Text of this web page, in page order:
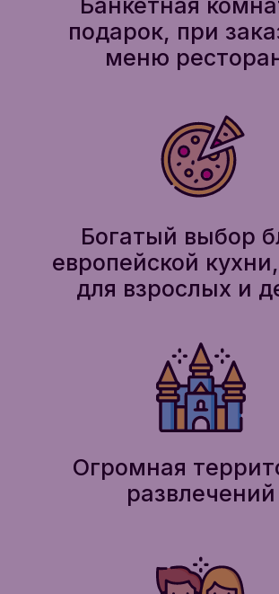
Банкетная
подарок, при
меню
Богатый выбор
европейской
для взрослых и
Огромная
развлечений